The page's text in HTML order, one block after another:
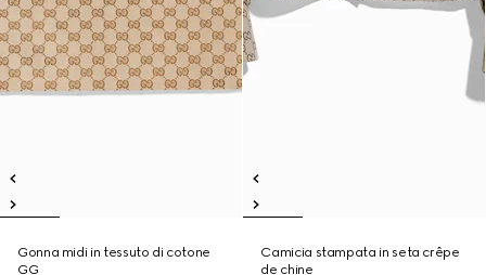
Gonna midi in tessuto di cotone
GG
Camicia stampata in seta crêpe
de chine